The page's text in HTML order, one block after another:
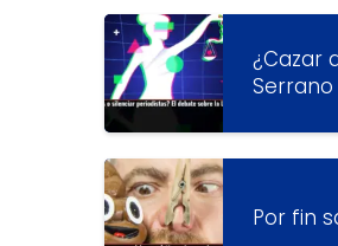
¿Cazar
Serrano
Por fin